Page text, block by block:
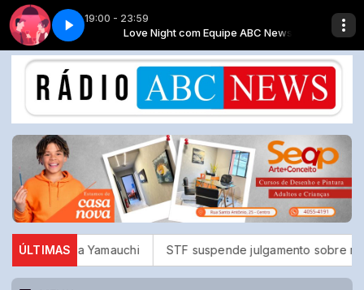
19:00 - 23:59
News Love Night com Equipe ABC News
Música O Rap Proibido.
ÚLTIMAS
Yamauchi STF suspende julgamento sobre norma